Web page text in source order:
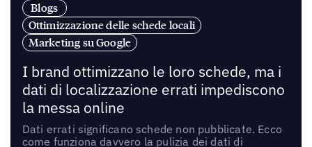
Blogs
Ottimizzazione delle schede locali
Marketing su Google
I brand ottimizzano le loro schede, ma i
dati di localizzazione errati impediscono
la messa online
Dati errati significano schede non pubblicate. Ecco
come funziona davvero la pulizia dei dati di